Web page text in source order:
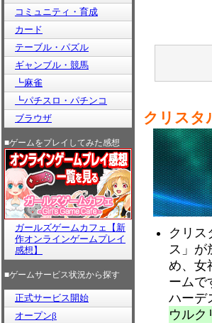
コミュニティ・育成
カード
テーブル・パズル
ギャンブル・競馬
┗麻雀
┗パチスロ・パチンコ
ブラウザ
■ゲームをプレイしてみた感想
ガールズゲームカフェ【新
作オンラインゲームプレイ
感想】
■ゲームサービス状況から探す
正式サービス開始
オープンβ
クリスタ
クリス
ス」が
め、女
ームで
ハーデ
ウルク